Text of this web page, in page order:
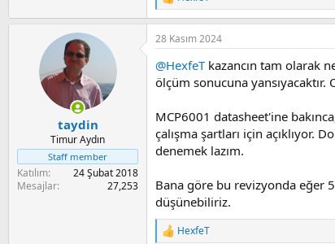
Sonra yükten akım akıtıp opamp
(240mV) olmalı. Buraya kadar
Sonra opamp çıkışındaki
Hata ve eksik olabilir. Varsa
e
a
c
i
o
:
taydin
Timur Aydın
Staff member
Katılım
24 Şubat 2018
Mesajlar
27,253
28 Kasım 2024
@HexfeTkazancın tam olarak
ölçüm sonucuna
MCP6001 datasheet'ine
çalışma şartları için açıklıyor.
denemek lazım.
Bana göre bu revizyonda eğer
düşünebiliriz.
R
HexfeT